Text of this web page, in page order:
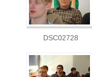
DSC02728